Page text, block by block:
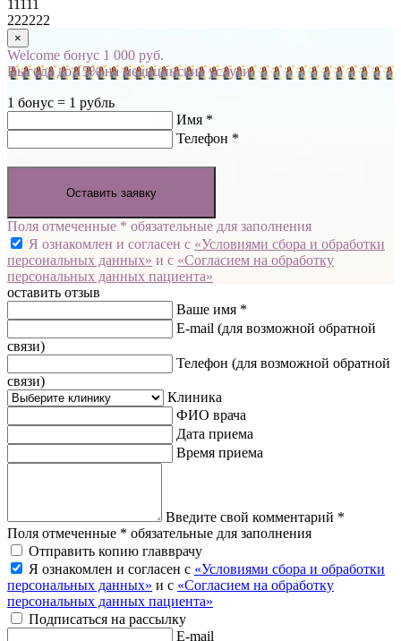
11111
222222
×
Welcome бонус 1 000 руб.
Выгода до 15% на медицинские услуги
1 бонус = 1 рубль
Имя *
Телефон *
Оставить заявку
Поля отмеченные * обязательные для заполнения
Я ознакомлен и согласен с «Условиями сбора и обработки
персональных данных» и с «Согласием на обработку
персональных данных пациента»
оставить отзыв
Ваше имя *
E-mail (для возможной обратной
связи)
Телефон (для возможной обратной
связи)
Клиника
ФИО врача
Дата приема
Время приема
Введите свой комментарий *
Поля отмеченные * обязательные для заполнения
Отправить копию главврачу
Я ознакомлен и согласен с «Условиями сбора и обработки
персональных данных» и с «Согласием на обработку
персональных данных пациента»
Подписаться на рассылку
E-mail